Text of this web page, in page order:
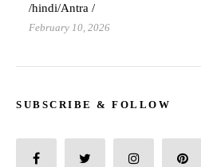
/hindi/Antra /
February 10, 2026
SUBSCRIBE & FOLLOW